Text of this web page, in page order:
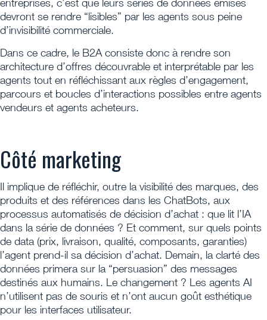
entreprises, c’est que leurs séries de données émises
devront se rendre “lisibles” par les agents sous peine
d’invisibilité commerciale.
Dans ce cadre, le B2A consiste donc à rendre son
architecture d’offres découvrable et interprétable par les
agents tout en réfléchissant aux règles d’engagement,
parcours et boucles d’interactions possibles entre agents
vendeurs et agents acheteurs.
Côté marketing
Il implique de réfléchir, outre la visibilité des marques, des
produits et des références dans les ChatBots, aux
processus automatisés de décision d’achat : que lit l’IA
dans la série de données ? Et comment, sur quels points
de data (prix, livraison, qualité, composants, garanties)
l’agent prend-il sa décision d’achat. Demain, la clarté des
données primera sur la “persuasion” des messages
destinés aux humains. Le changement ? Les agents AI
n’utilisent pas de souris et n’ont aucun goût esthétique
pour les interfaces utilisateur.